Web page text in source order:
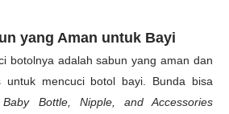
yang Aman untuk Bayi
botolnya adalah sabun yang aman dan
untuk mencuci botol bayi. Bunda bisa
Bottle, Nipple, and Accessories